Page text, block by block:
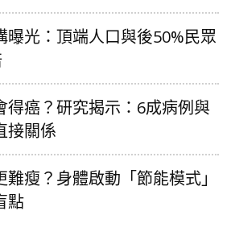
曝光：頂端人口與後50%民眾
得癌？研究揭示：6成病例與
接關係
瘦？身體啟動「節能模式」
點